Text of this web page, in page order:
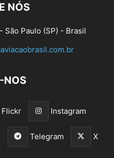
NÓS
São Paulo (SP) - Brasil
NOS
Flickr Instagram
Telegram X